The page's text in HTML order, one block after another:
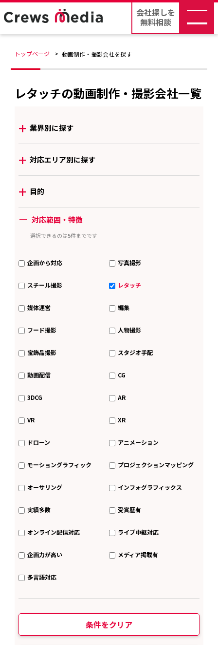
会社探しを
無料相談
トップページ 動画制作・撮影会社を探す
レタッチの動画制作・撮影会社一覧
+ 業界別に探す
+ 対応エリア別に探す
+ 目的
ー 対応範囲・特徴
選択できるのは5件までです
企画から対応 写真撮影
スチール撮影 レタッチ
媒体運営 編集
フード撮影 人物撮影
宝飾品撮影 スタジオ手配
動画配信 CG
3DCG AR
VR XR
ドローン アニメーション
モーショングラフィック プロジェクションマッピング
オーサリング インフォグラフィックス
実績多数 受賞歴有
オンライン配信対応 ライブ中継対応
企画力が高い メディア掲載有
多言語対応
条件をクリア